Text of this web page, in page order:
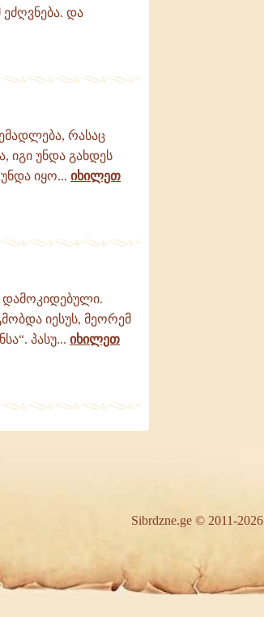
და
რასაც
იგი უნდა გახდეს
იყო... იხილეთ
დამოკიდებული.
იესუს, მეორემ
პასუ... იხილეთ
Sibrdzne.ge © 2011-2026